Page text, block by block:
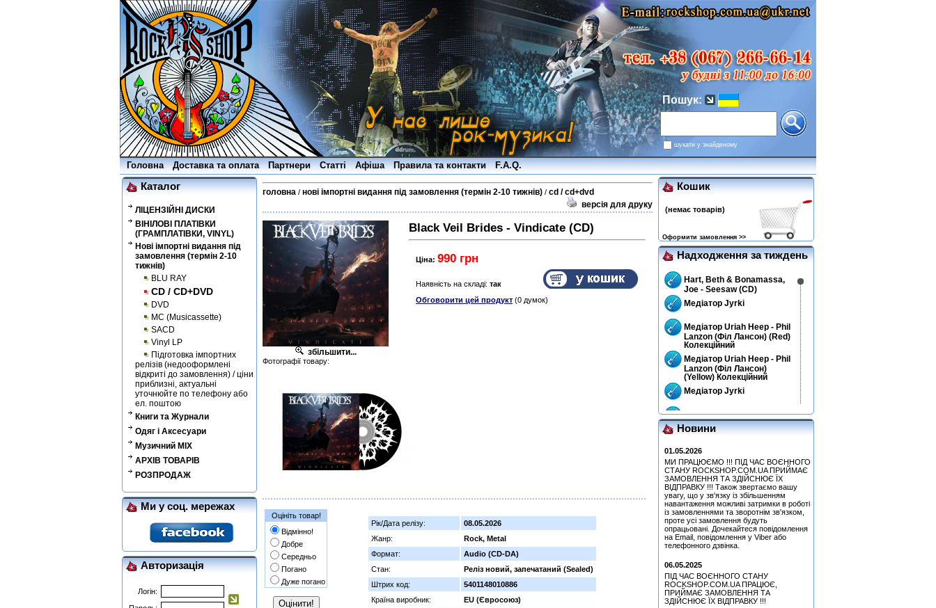
Пошук:
шукати у знайденому
Головна Доставка та оплата Партнери Статті Афіша Правила та контакти F.A.Q.
Каталог
ЛІЦЕНЗІЙНІ ДИСКИ
ВІНІЛОВІ ПЛАТІВКИ
(ГРАМПЛАТІВКИ, VINYL)
Нові імпортні видання під
замовлення (термін 2-10
тижнів)
BLU RAY
CD / CD+DVD
DVD
MC (Musicassette)
SACD
Vinyl LP
Підготовка імпортних
релізів (недооформлені
відкриті до замовлення) / ціни
приблизні, актуальні
уточнюйте по телефону або
ел. поштою
Книги та Журнали
Одяг і Аксесуари
Музичний MIX
АРХІВ ТОВАРІВ
РОЗПРОДАЖ
Ми у соц. мережах
Авторизація
Логін:
головна / нові імпортні видання під замовлення (термін 2-10 тижнів) / cd / cd+dvd
версія для друку
збільшити...
Фотографії товару:
Black Veil Brides - Vindicate (CD)
Ціна: 990 грн
Наявність на складі: так
Обговорити цей продукт (0 думок)
Оцініть товар!
Відмінно!
Добре
Середньо
Погано
Дуже погано
Рік/Дата релізу:
08.05.2026
Жанр:
Rock, Metal
Формат:
Audio (CD-DA)
Стан:
Реліз новий, запечатаний (Sealed)
Штрих код:
5401148010886
Країна виробник:
EU (Євросоюз)
Кошик
(немає товарів)
Оформити замовлення >>
Надходження за тиждень
Hart, Beth & Bonamassa,
Joe - Seesaw (CD)
Медіатор Jyrki
Медіатор Uriah Heep - Phil
Lanzon (Філ Лансон) (Red)
Колекційний
Медіатор Uriah Heep - Phil
Lanzon (Філ Лансон)
(Yellow) Колекційний
Медіатор Jyrki
Медіатор Uriah Heep - Phil
Lanzon (Філ Лансон)
(Green) Колекційний
Медіатор Accept Uwe Lulis
Медіатор Attack Mr.
Fastfinge Mika Tyyska
(Міка Тійскя)
Pink Floyd - More - Music
From The Film More (OST)
(Remastered 2011) (CD)
Медіатор Burning Dwarf
Attack Mr. Fastfinge Mika
Tyyska (Міка Тійскя)
Медіатор Accept Uwe Lulis
Медіатор Uriah Heep - Phil
Lanzon (Філ Лансон) (Blue)
Новини
01.05.2026
МИ ПРАЦЮЄМО !!! ПІД ЧАС ВОЄННОГО
СТАНУ ROCKSHOP.COM.UA ПРИЙМАЄ
ЗАМОВЛЕННЯ ТА ЗДІЙСНЮЄ ЇХ
ВІДПРАВКУ !!! Також звертаємо вашу
увагу, що у зв'язку із збільшенням
навантаження можливі затримки в роботі
із замовленнями та зворотнім зв'язком,
проте усі замовлення будуть
опрацьовані. Дочекайтеся повідомлення
на Email, повідомлення у Viber або
телефонного дзвінка.
06.05.2025
ПІД ЧАС ВОЄННОГО СТАНУ
ROCKSHOP.COM.UA ПРАЦЮЄ,
ПРИЙМАЄ ЗАМОВЛЕННЯ ТА
ЗДІЙСНЮЄ ЇХ ВІДПРАВКУ !!!